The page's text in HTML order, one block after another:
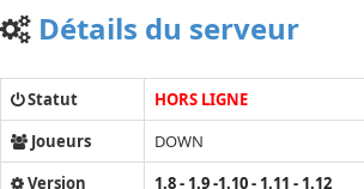
Détails du serveur
Statut
HORS LIGNE
Joueurs
DOWN
Version
1.8 - 1.9 -1.10 - 1.11 - 1.12